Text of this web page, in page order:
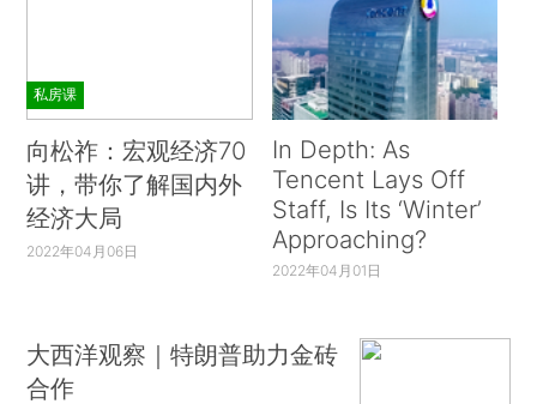
私房课
向松祚：宏观经济70
讲，带你了解国内外
经济大局
2022年04月06日
In Depth: As
Tencent Lays Off
Staff, Is Its ‘Winter’
Approaching?
2022年04月01日
大西洋观察｜特朗普助力金砖
合作